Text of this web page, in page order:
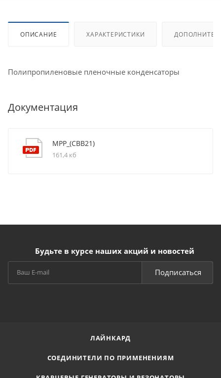
ОПИСАНИЕ ХАРАКТЕРИСТИКИ
Полипропиленовые пленочные конденсаторы
Документация
MPP_(CBB21)
161,4 кб
Будьте в курсе наших акций и новостей
Подписаться
ЛАЙНКАРД
СОЕДИНИТЕЛИ ПО ПРИМЕНЕНИЯМ